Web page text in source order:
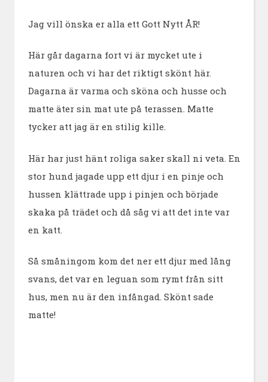
Jag vill önska er alla ett Gott Nytt ÅR!
Här går dagarna fort vi är mycket ute i
naturen och vi har det riktigt skönt här.
Dagarna är varma och sköna och husse och
matte äter sin mat ute på terassen. Matte
tycker att jag är en stilig kille.
Här har just hänt roliga saker skall ni veta. En
stor hund jagade upp ett djur i en pinje och
hussen klättrade upp i pinjen och började
skaka på trädet och då såg vi att det inte var
en katt.
Så småningom kom det ner ett djur med lång
svans, det var en leguan som rymt från sitt
hus, men nu är den infångad. Skönt sade
matte!